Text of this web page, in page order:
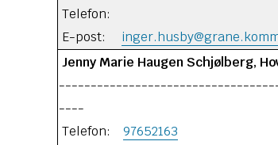
Telefon:
E-post:
Jenny Marie Haugen Schjølberg,
----
Telefon: 97652163